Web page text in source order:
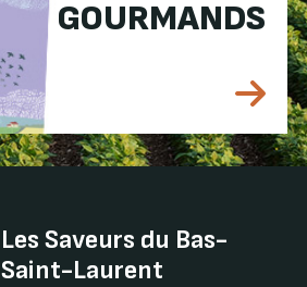
GOURMANDS
Les Saveurs du Bas-
Saint-Laurent